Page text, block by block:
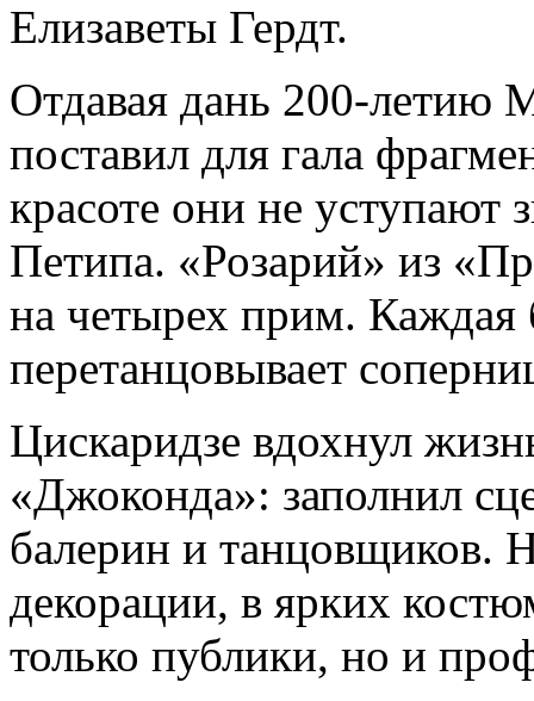
Елизаветы Гердт.
Отдавая дань 200-летию
поставил для гала
красоте они не уступают
Петипа. «Розарий» из
на четырех прим. Каждая
перетанцовывает
Цискаридзе вдохнул
«Джоконда»: заполнил
балерин и танцовщиков.
декорации, в ярких
только публики, но и